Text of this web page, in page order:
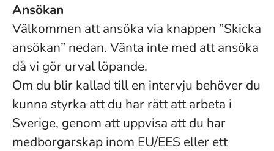
Ansökan
Välkommen att ansöka via knappen ”Skicka
ansökan” nedan. Vänta inte med att ansöka
då vi gör urval löpande.
Om du blir kallad till en intervju behöver du
kunna styrka att du har rätt att arbeta i
Sverige, genom att uppvisa att du har
medborgarskap inom EU/EES eller ett